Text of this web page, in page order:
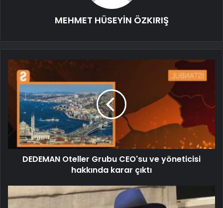
MEHMET HÜSEYİN ÖZKIRIŞ
DEDEMAN Oteller Grubu CEO'su ve yöneticisi
hakkında karar çıktı